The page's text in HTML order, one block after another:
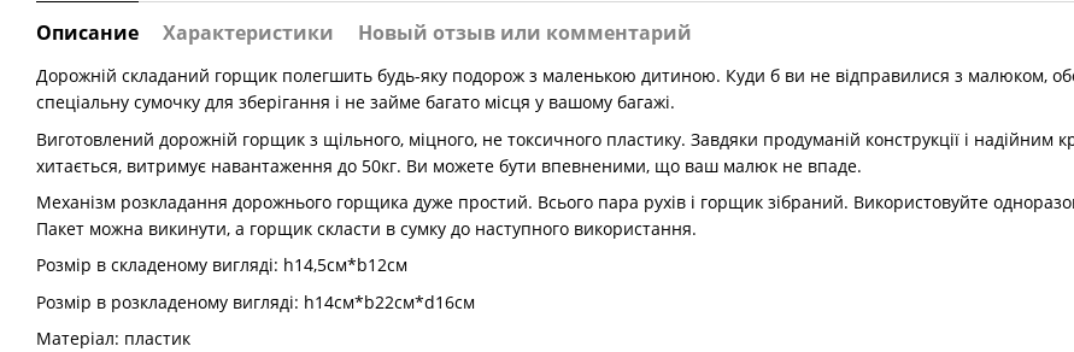
Описание Характеристики Новый отзыв или комментарий
Дорожній складаний горщик полегшить будь-яку подорож з маленькою дитиною. Куди б ви не відправилися з малюком,
спеціальну сумочку для зберігання і не займе багато місця у вашому багажі.
Виготовлений дорожній горщик з щільного, міцного, не токсичного пластику. Завдяки продуманій конструкції і надійним
хитається, витримує навантаження до 50кг. Ви можете бути впевненими, що ваш малюк не впаде.
Механізм розкладання дорожнього горщика дуже простий. Всього пара рухів і горщик зібраний. Використовуйте
Пакет можна викинути, а горщик скласти в сумку до наступного використання.
Розмір в складеному вигляді: h14,5см*b12см
Розмір в розкладеному вигляді: h14см*b22см*d16см
Матеріал: пластик